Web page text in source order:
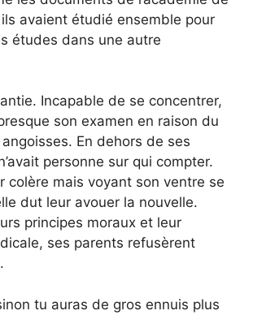
avaient étudié ensemble pour
études dans une autre
Incapable de se concentrer,
son examen en raison du
En dehors de ses
personne sur qui compter.
colère mais voyant son ventre se
dut leur avouer la nouvelle.
principes moraux et leur
ses parents refusèrent
tu auras de gros ennuis plus